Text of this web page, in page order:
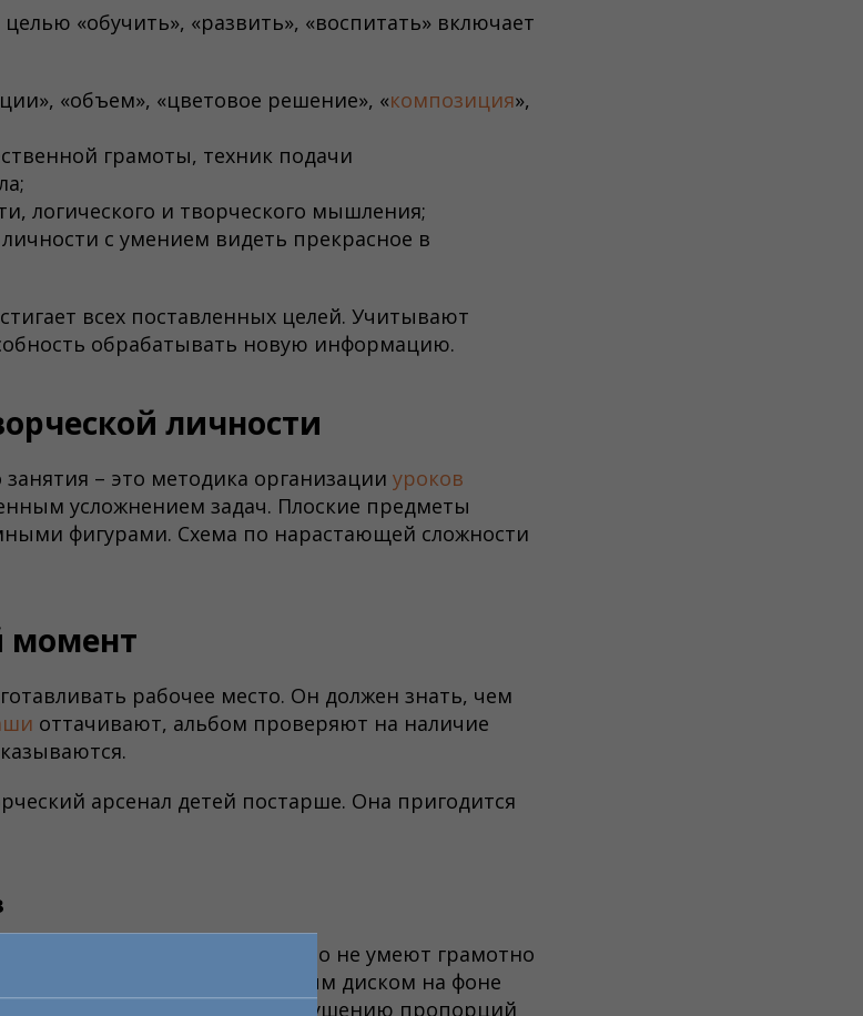
«обучить», «развить», «воспитать» включает
«объем», «цветовое решение», «композиция»,
грамоты, техник подачи
логического и творческого мышления;
с умением видеть прекрасное в
всех поставленных целей. Учитывают
обрабатывать новую информацию.
личности
– это методика организации уроков
усложнением задач. Плоские предметы
фигурами. Схема по нарастающей сложности
момент
рабочее место. Он должен знать, чем
оттачивают, альбом проверяют на наличие
арсенал детей постарше. Она пригодится
правил наметки. Дети часто не умеют грамотно
Солнце становится огромным диском на фоне
Нередко психологи по нарушению пропорций